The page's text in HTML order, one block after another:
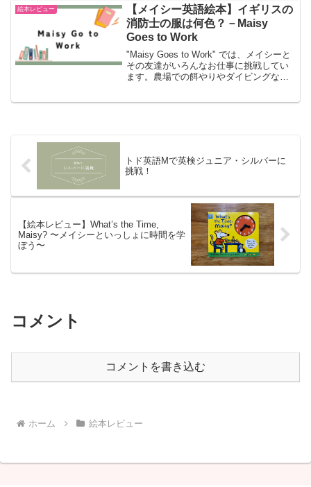
めました。
絵本レビュー
【メイシー英語絵本】イギリスの
消防士の服は何色？－Maisy
Goes to Work
"Maisy Goes to Work" では、メイシーと
その友達がいろんなお仕事に挑戦してい
ます。農場での餌やりやダイビングな
トド英語Mで英検ジュニア・シルバーに
挑戦！
【絵本レビュー】What’s the Time,
Maisy? 〜メイシーといっしょに時間を学
ぼう〜
コメント
コメントを書き込む
ホーム 絵本レビュー